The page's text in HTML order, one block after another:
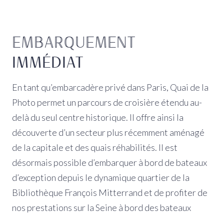
EMBARQUEMENT
IMMÉDIAT
En tant qu’embarcadère privé dans Paris, Quai de la
Photo permet un parcours de croisière étendu au-
delà du seul centre historique. Il offre ainsi la
découverte d’un secteur plus récemment aménagé
de la capitale et des quais réhabilités. Il est
désormais possible d’embarquer à bord de bateaux
d’exception depuis le dynamique quartier de la
Bibliothèque François Mitterrand et de profiter de
nos prestations sur la Seine à bord des bateaux